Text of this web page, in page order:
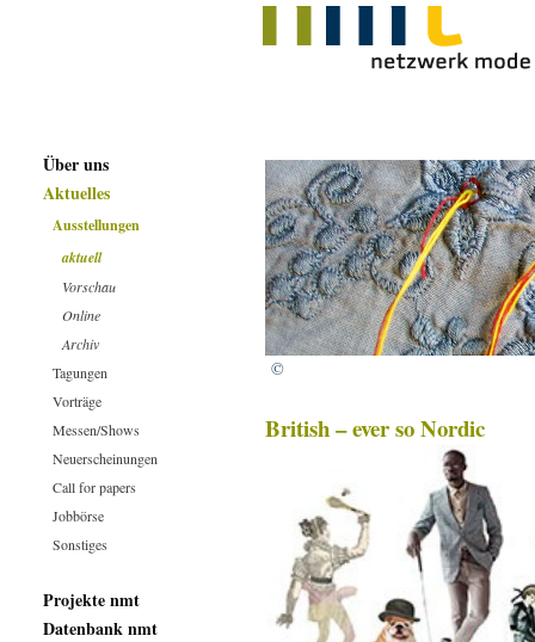
©
British – ever so Nordic
Über uns
Aktuelles
Ausstellungen
aktuell
Vorschau
Online
Archiv
Tagungen
Vorträge
Messen/Shows
Neuerscheinungen
Call for papers
Jobbörse
Sonstiges
Projekte nmt
Datenbank nmt